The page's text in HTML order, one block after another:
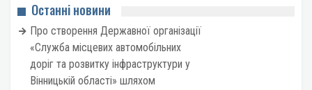
Останні новини
Про створення Державної організації
«Служба місцевих автомобільних
доріг та розвитку інфраструктури у
Вінницькій області» шляхом